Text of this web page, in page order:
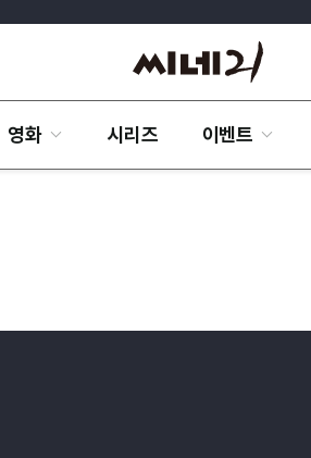
영화 시리즈 이벤트